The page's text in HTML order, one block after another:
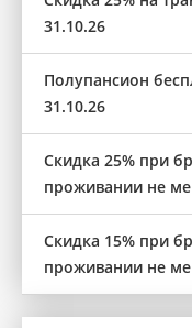
31.10.26
Полупансион
31.10.26
Скидка 25% при
проживании не
Скидка 15% при
проживании не